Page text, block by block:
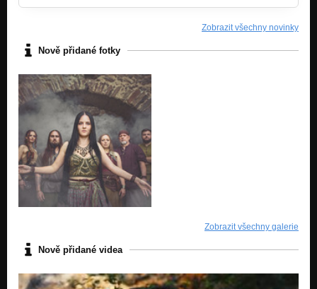
Zobrazit všechny novinky
Nově přidané fotky
Zobrazit všechny galerie
Nově přidané videa